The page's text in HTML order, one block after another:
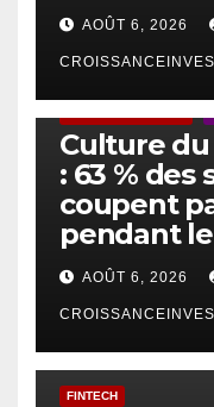
AOÛT 6, 2026
Culture
: 63 % des
coupent
pendant
AOÛT 6, 2026
FINTECH